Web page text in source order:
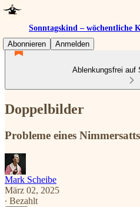
Sonntagskind – wöchentliche
Abonnieren
Anmelden
Ablenkungsfrei auf
Doppelbilder
Probleme eines
Mark Scheibe
März 02, 2025
∙ Bezahlt